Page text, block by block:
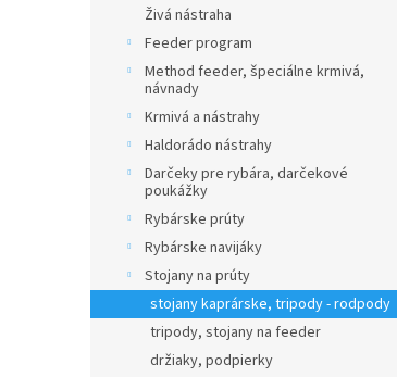
Živá nástraha
Feeder program
Method feeder, špeciálne krmivá,
návnady
Krmivá a nástrahy
Haldorádo nástrahy
Darčeky pre rybára, darčekové
poukážky
Rybárske prúty
Rybárske navijáky
Stojany na prúty
stojany kaprárske, tripody - rodpody
tripody, stojany na feeder
držiaky, podpierky